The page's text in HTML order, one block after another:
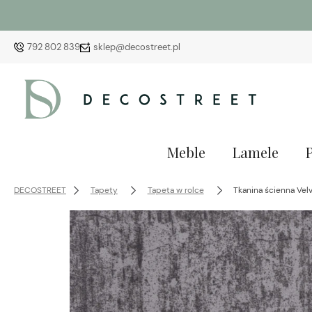
792 802 839 sklep@decostreet.pl
Meble Lamele
DECOSTREET Tapety Tapeta w rolce Tkanina ścienna